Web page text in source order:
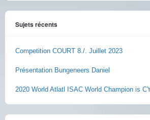
Sujets récents
Competition COURT 8./. Juillet 2023
Présentation Bungeneers Daniel
2020 World Atlatl ISAC World Champion is